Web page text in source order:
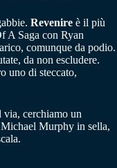
Revenire è il più
A Saga con Ryan
comunque da podio.
da non escludere.
uno di steccato,
via, cerchiamo un
Murphy in sella,